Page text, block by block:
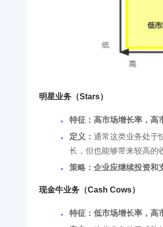
明星业务（Stars）
特征：高市场增长率，高
定义： 通常这类业务处于
长，但也能够带来较高的
策略：企业应继续投资和
现金牛业务（Cash Cows）
特征：低市场增长率，高